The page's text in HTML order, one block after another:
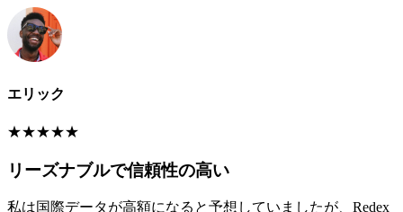
エリック
★★★★★
リーズナブルで信頼性の高い
私は国際データが高額になると予想していましたが、Redex